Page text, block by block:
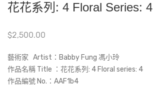
花花系列: 4 Floral Series: 4
$2,500.00
藝術家 Artist：Babby Fung 馮小玲
作品名稱 Title ：花花系列: 4 Floral series: 4
作品編號 No.：AAF1b4